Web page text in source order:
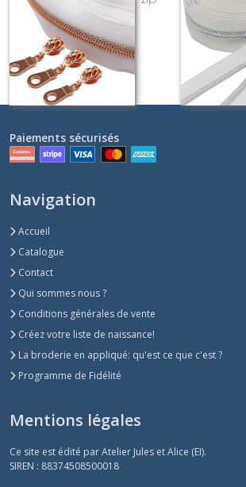
métal OR ROSE
Sur demande
Paiements sécurisés
Navigation
Accueil
Catalogue
Contact
Qui sommes nous ?
Conditions générales de vente
Créez votre liste de naissance!
La broderie en appliqué: qu'est ce que c'est ?
Programme de Fidélité
Mentions légales
Ce site est édité par Atelier Jules et Alice (EI).
SIREN : 88374508500018